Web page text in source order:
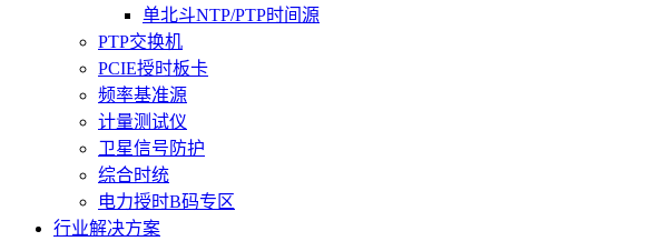
单北斗NTP/PTP时间源
PTP交换机
PCIE授时板卡
频率基准源
计量测试仪
卫星信号防护
综合时统
电力授时B码专区
行业解决方案